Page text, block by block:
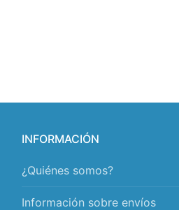
INFORMACIÓN
¿Quiénes somos?
Información sobre envíos